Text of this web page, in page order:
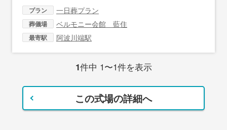
プラン 一日葬プラン
葬儀場 ベルモニー会館 藍住
最寄駅 阿波川端駅
1件中 1〜1件を表示
この式場の詳細へ